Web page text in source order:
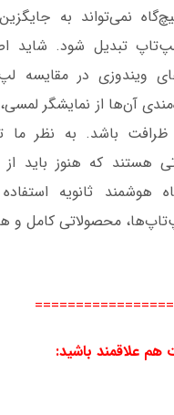
نمی‌تواند به
تبدیل شود. شاید
ویندوزی در مقایسه
آن‌ها از نمایشگر
ظرافت باشد. به نظر ما
هستند که هنوز باید
هوشمند ثانویه
محصولاتی کامل و
هم علاقمند باشید: